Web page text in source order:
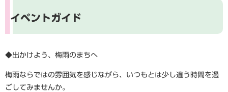
イベントガイド
◆出かけよう、梅雨のまちへ
梅雨ならではの雰囲気を感じながら、いつもとは少し違う時間を過
ごしてみませんか。